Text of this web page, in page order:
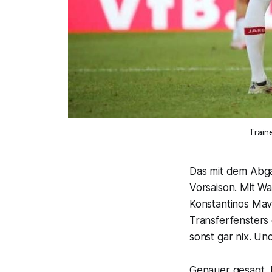
Das mit dem
Vorsaison. Mit
Konstantinos
Transferfensters
sonst gar nix.